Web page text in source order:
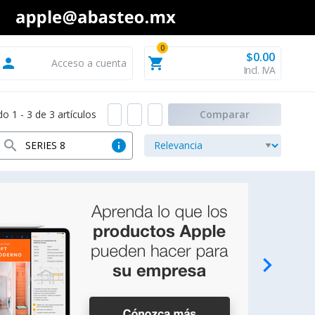
person Acceso a cuenta shopping_cart
0
$0.00
Incl. IVA
1 - 3 de 3 artículos Comparar
info
search
navigate_next